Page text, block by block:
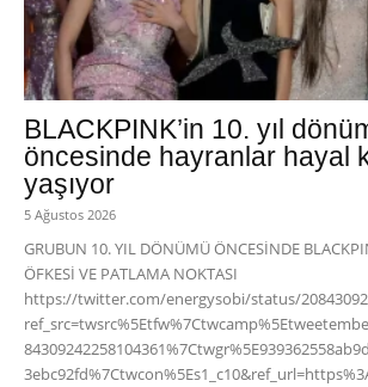
BLACKPINK’in 10. yıl
öncesinde hayranlar hayal
yaşıyor
5 Ağustos 2026
GRUBUN 10. YIL DÖNÜMÜ ÖNCESİNDE
ÖFKESİ VE PATLAMA NOKTASI
https://twitter.com/energysobi/status/